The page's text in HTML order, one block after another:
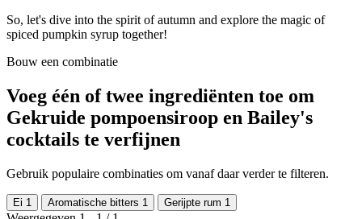
So, let's dive into the spirit of autumn and explore the magic of
spiced pumpkin syrup together!
Bouw een combinatie
Voeg één of twee ingrediënten toe om
Gekruide pompoensiroop en Bailey's
cocktails te verfijnen
Gebruik populaire combinaties om vanaf daar verder te filteren.
Ei 1 Aromatische bitters 1 Gerijpte rum 1